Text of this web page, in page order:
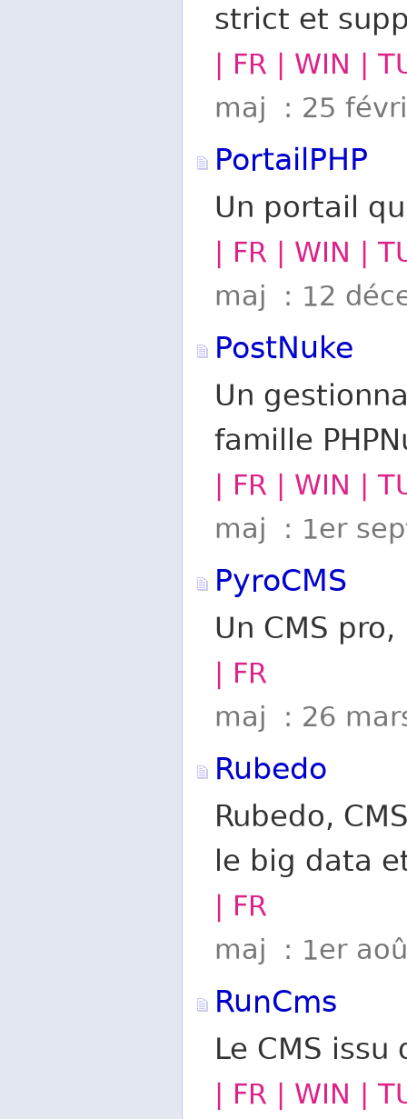
strict et
| FR | WIN |
maj : 25
PortailPHP
Un portail
| FR | WIN |
maj : 12
PostNuke
Un
famille
| FR | WIN |
maj : 1er
PyroCMS
Un CMS
| FR
maj : 26
Rubedo
Rubedo,
le big data
| FR
maj : 1er
RunCms
Le CMS
| FR | WIN |